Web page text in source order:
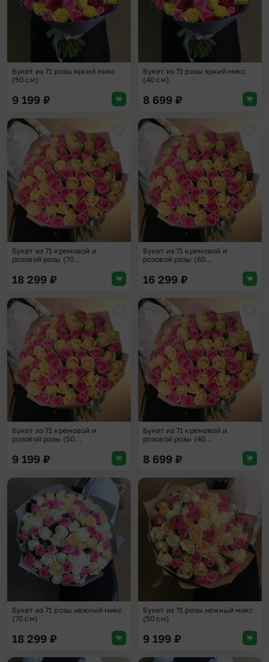
Букет из 71 розы яркий микс
(50 см)
9 199 ₽
Букет из 71 розы яркий микс
(40 см)
8 699 ₽
Добавить в избранное
Букет из 71 кремовой и
розовой розы (70...
18 299 ₽
Букет из 71 кремовой и
розовой розы (60...
16 299 ₽
Добавить в избранное
Букет из 71 кремовой и
розовой розы (50...
9 199 ₽
Букет из 71 кремовой и
розовой розы (40...
8 699 ₽
Добавить в избранное
Букет из 71 розы нежный микс
(70 см)
18 299 ₽
Букет из 71 розы нежный микс
(50 см)
9 199 ₽